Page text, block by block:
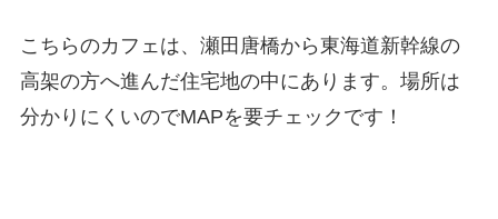
こちらのカフェは、瀬田唐橋から東海道新幹線の
高架の方へ進んだ住宅地の中にあります。場所は
分かりにくいのでMAPを要チェックです！